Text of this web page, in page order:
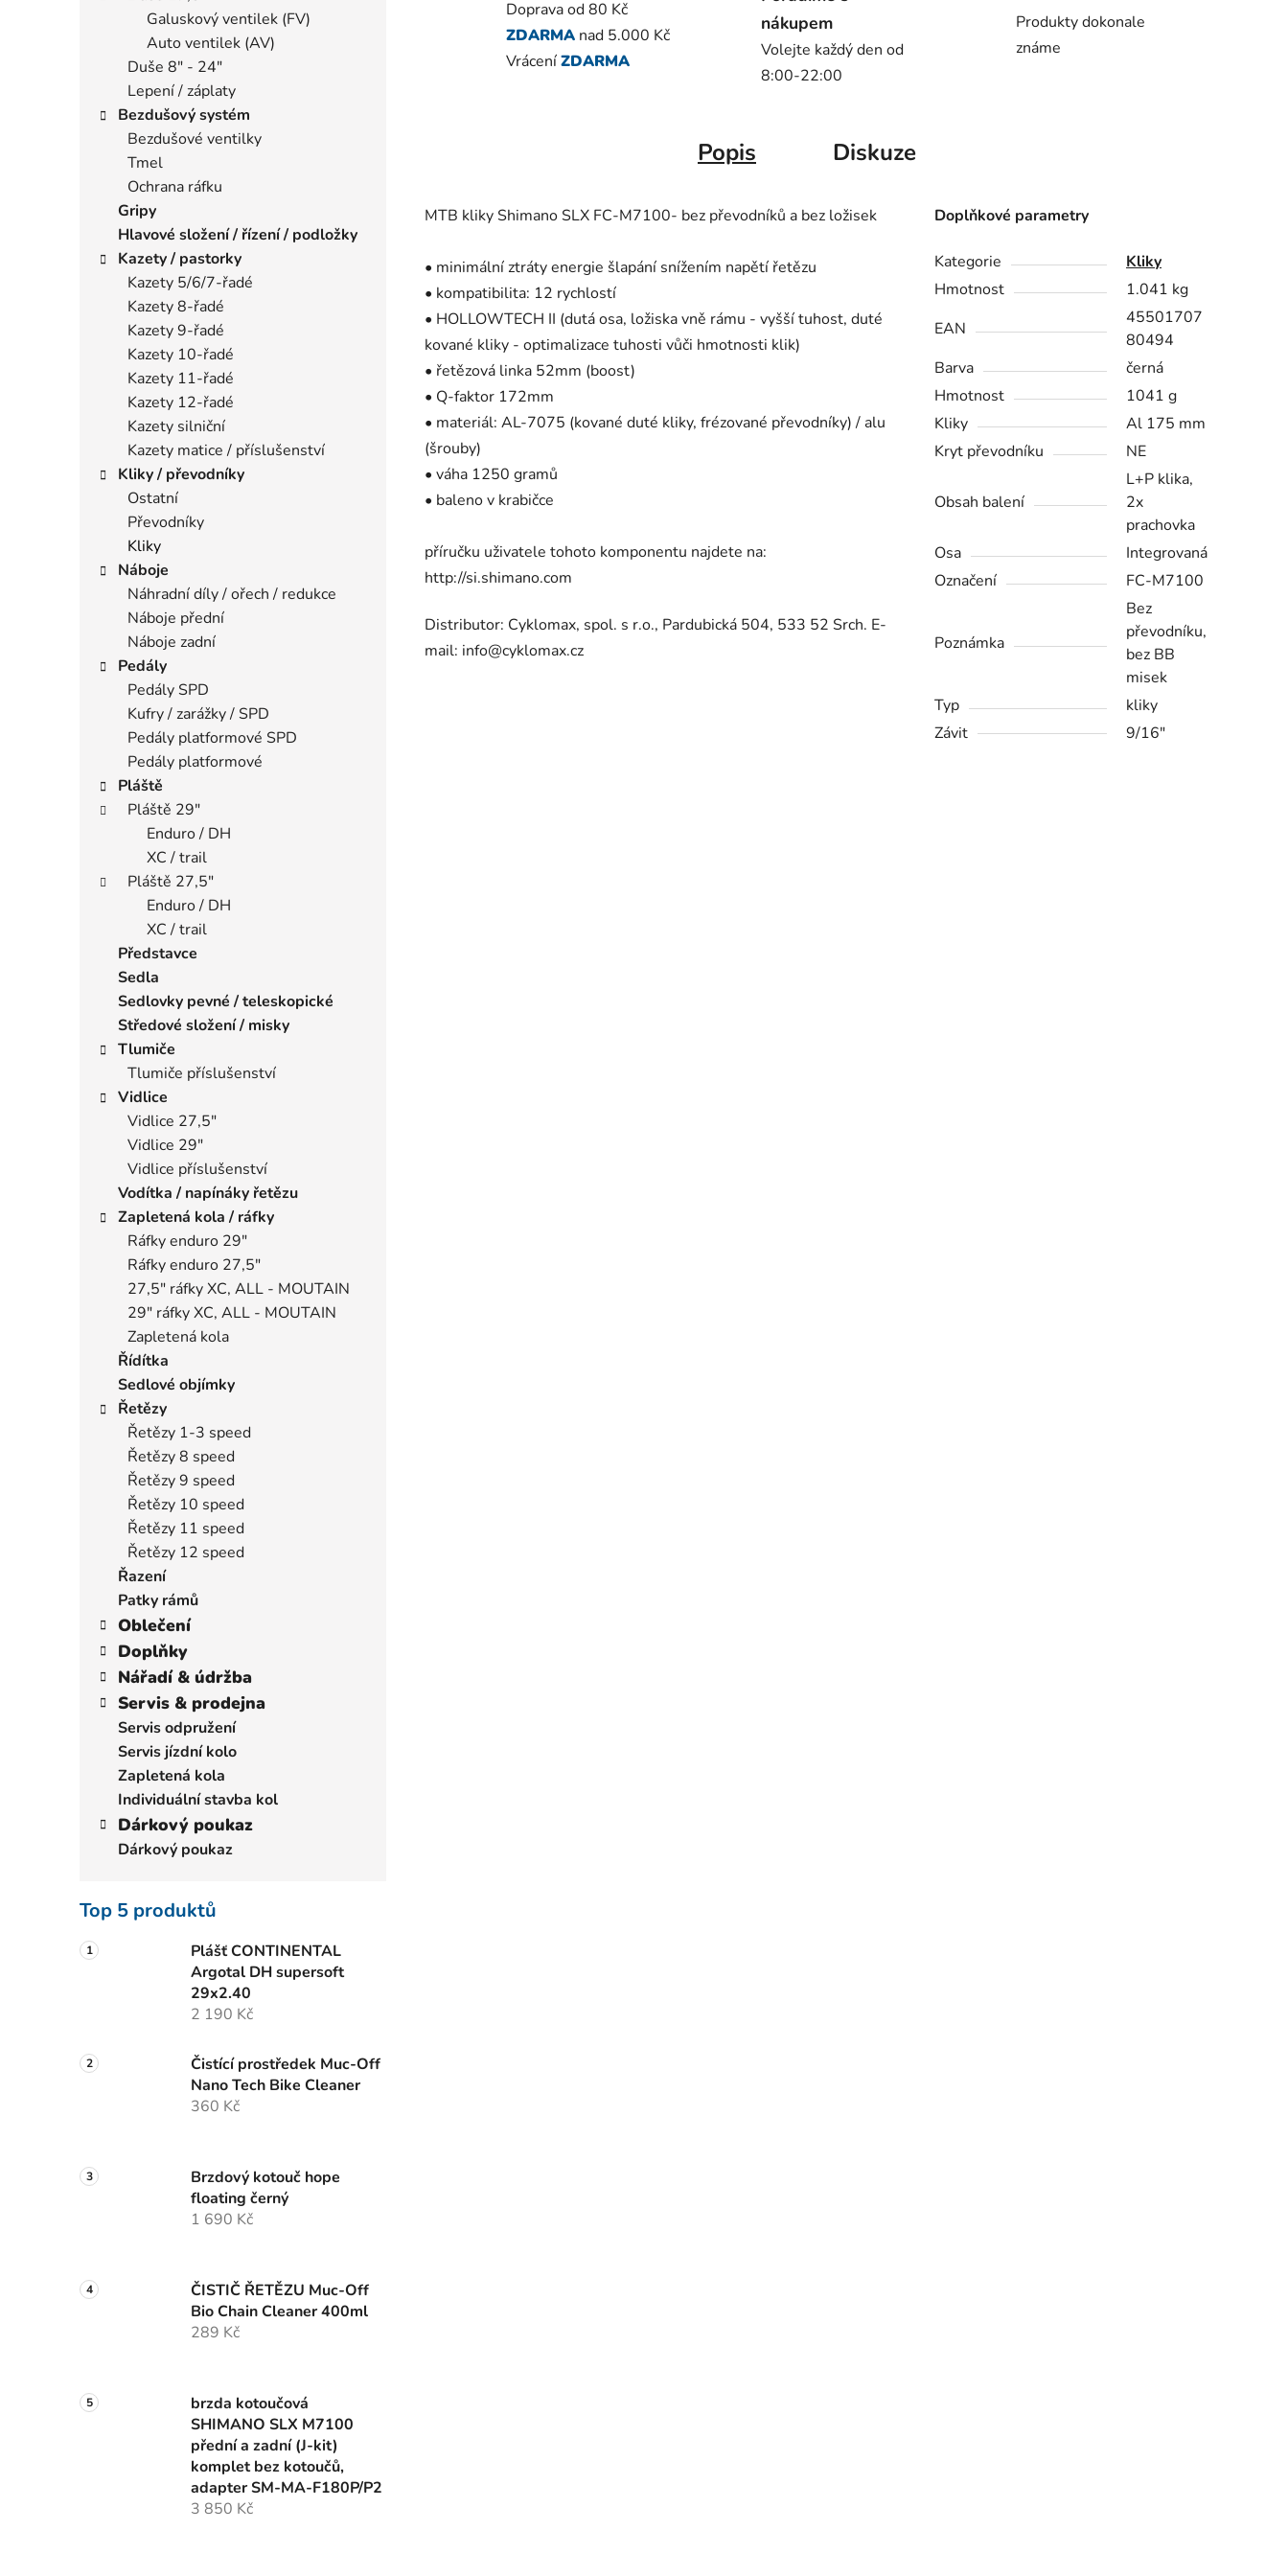
Galuskový ventilek (FV)
Auto ventilek (AV)
Duše 8" - 24"
Lepení / záplaty
Bezdušový systém
Bezdušové ventilky
Tmel
Ochrana ráfku
Gripy
Hlavové složení / řízení / podložky
Kazety / pastorky
Kazety 5/6/7-řadé
Kazety 8-řadé
Kazety 9-řadé
Kazety 10-řadé
Kazety 11-řadé
Kazety 12-řadé
Kazety silniční
Kazety matice / příslušenství
Kliky / převodníky
Ostatní
Převodníky
Kliky
Náboje
Náhradní díly / ořech / redukce
Náboje přední
Náboje zadní
Pedály
Pedály SPD
Kufry / zarážky / SPD
Pedály platformové SPD
Pedály platformové
Pláště
Pláště 29"
Enduro / DH
XC / trail
Pláště 27,5"
Enduro / DH
XC / trail
Představce
Sedla
Sedlovky pevné / teleskopické
Středové složení / misky
Tlumiče
Tlumiče příslušenství
Vidlice
Vidlice 27,5"
Vidlice 29"
Vidlice příslušenství
Vodítka / napínáky řetězu
Zapletená kola / ráfky
Ráfky enduro 29"
Ráfky enduro 27,5"
27,5" ráfky XC, ALL - MOUTAIN
29" ráfky XC, ALL - MOUTAIN
Zapletená kola
Řídítka
Sedlové objímky
Řetězy
Řetězy 1-3 speed
Řetězy 8 speed
Řetězy 9 speed
Řetězy 10 speed
Řetězy 11 speed
Řetězy 12 speed
Řazení
Patky rámů
Oblečení
Doplňky
Nářadí & údržba
Servis & prodejna
Servis odpružení
Servis jízdní kolo
Zapletená kola
Individuální stavba kol
Dárkový poukaz
Dárkový poukaz
Top 5 produktů
Plášť CONTINENTAL
Argotal DH supersoft
29x2.40
2 190 Kč
Čistící prostředek Muc-Off
Nano Tech Bike Cleaner
360 Kč
Brzdový kotouč hope
floating černý
1 690 Kč
ČISTIČ ŘETĚZU Muc-Off
Bio Chain Cleaner 400ml
289 Kč
brzda kotoučová
SHIMANO SLX M7100
přední a zadní (J-kit)
komplet bez kotoučů,
adapter SM-MA-F180P/P2
3 850 Kč
Doprava od 80 Kč
ZDARMA nad 5.000 Kč
VráceníZDARMA
nákupem
Volejte každý den od
8:00-22:00
Produkty dokonale
známe
Popis Diskuze
MTB kliky Shimano SLX FC-M7100- bez převodníků a bez ložisek
• minimální ztráty energie šlapání snížením napětí řetězu
• kompatibilita: 12 rychlostí
• HOLLOWTECH II (dutá osa, ložiska vně rámu - vyšší tuhost, duté
kované kliky - optimalizace tuhosti vůči hmotnosti klik)
• řetězová linka 52mm (boost)
• Q-faktor 172mm
• materiál: AL-7075 (kované duté kliky, frézované převodníky) / alu
(šrouby)
• váha 1250 gramů
• baleno v krabičce
příručku uživatele tohoto komponentu najdete na:
http://si.shimano.com
Distributor: Cyklomax, spol. s r.o., Pardubická 504, 533 52 Srch. E-
mail: info@cyklomax.cz
Doplňkové parametry
Kategorie
Kliky
Hmotnost
1.041 kg
EAN
45501707
80494
Barva
černá
Hmotnost
1041 g
Kliky
Al 175 mm
Kryt převodníku
NE
Obsah balení
L+P klika,
2x
prachovka
Osa
Integrovaná
Označení
FC-M7100
Poznámka
Bez
převodníku,
bez BB
misek
Typ
kliky
Závit
9/16"